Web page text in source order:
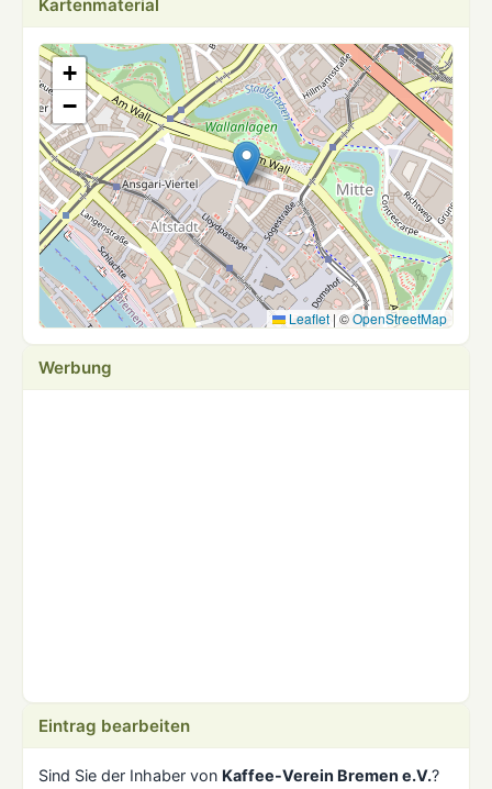
Kartenmaterial
+
−
Leaflet | ©OpenStreetMap
Werbung
Eintrag bearbeiten
Sind Sie der Inhaber von Kaffee-Verein Bremen e.V.?